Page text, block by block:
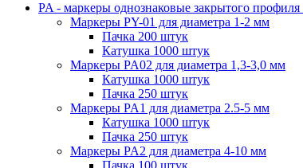
PA - маркеры однознаковые закрытого профиля
Маркеры PY-01 для диаметра 1-2 мм
Пачка 200 штук
Катушка 1000 штук
Маркеры PA02 для диаметра 1,3-3,0 мм
Катушка 1000 штук
Пачка 250 штук
Маркеры PA1 для диаметра 2.5-5 мм
Катушка 1000 штук
Пачка 250 штук
Маркеры PA2 для диаметра 4-10 мм
Пачка 100 штук